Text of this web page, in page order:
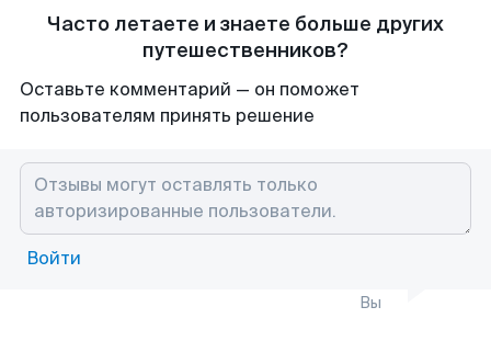
Часто летаете и знаете больше других
путешественников?
Оставьте комментарий — он поможет
пользователям принять решение
Войти
Вы